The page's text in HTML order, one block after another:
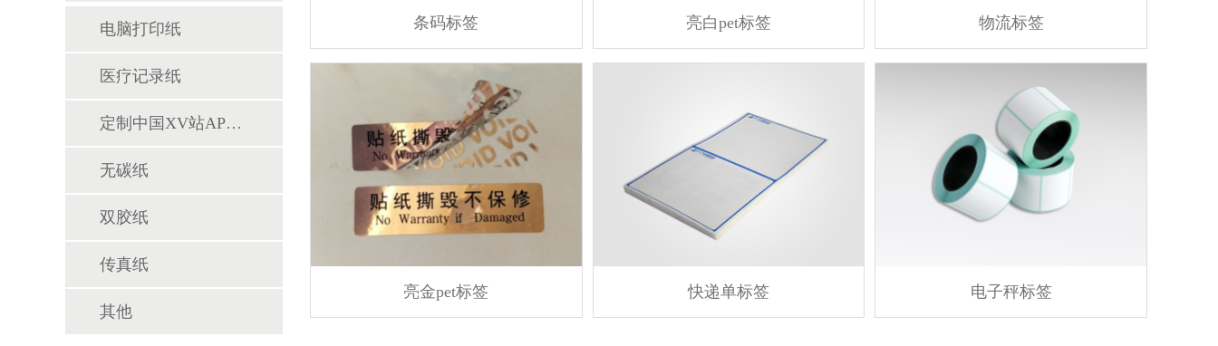
电脑打印纸
医疗记录纸
定制中国XV站APP下载专区
无碳纸
双胶纸
传真纸
其他
条码标签 亮白pet标签 物流标签
亮金pet标签 快递单标签 电子秤标签